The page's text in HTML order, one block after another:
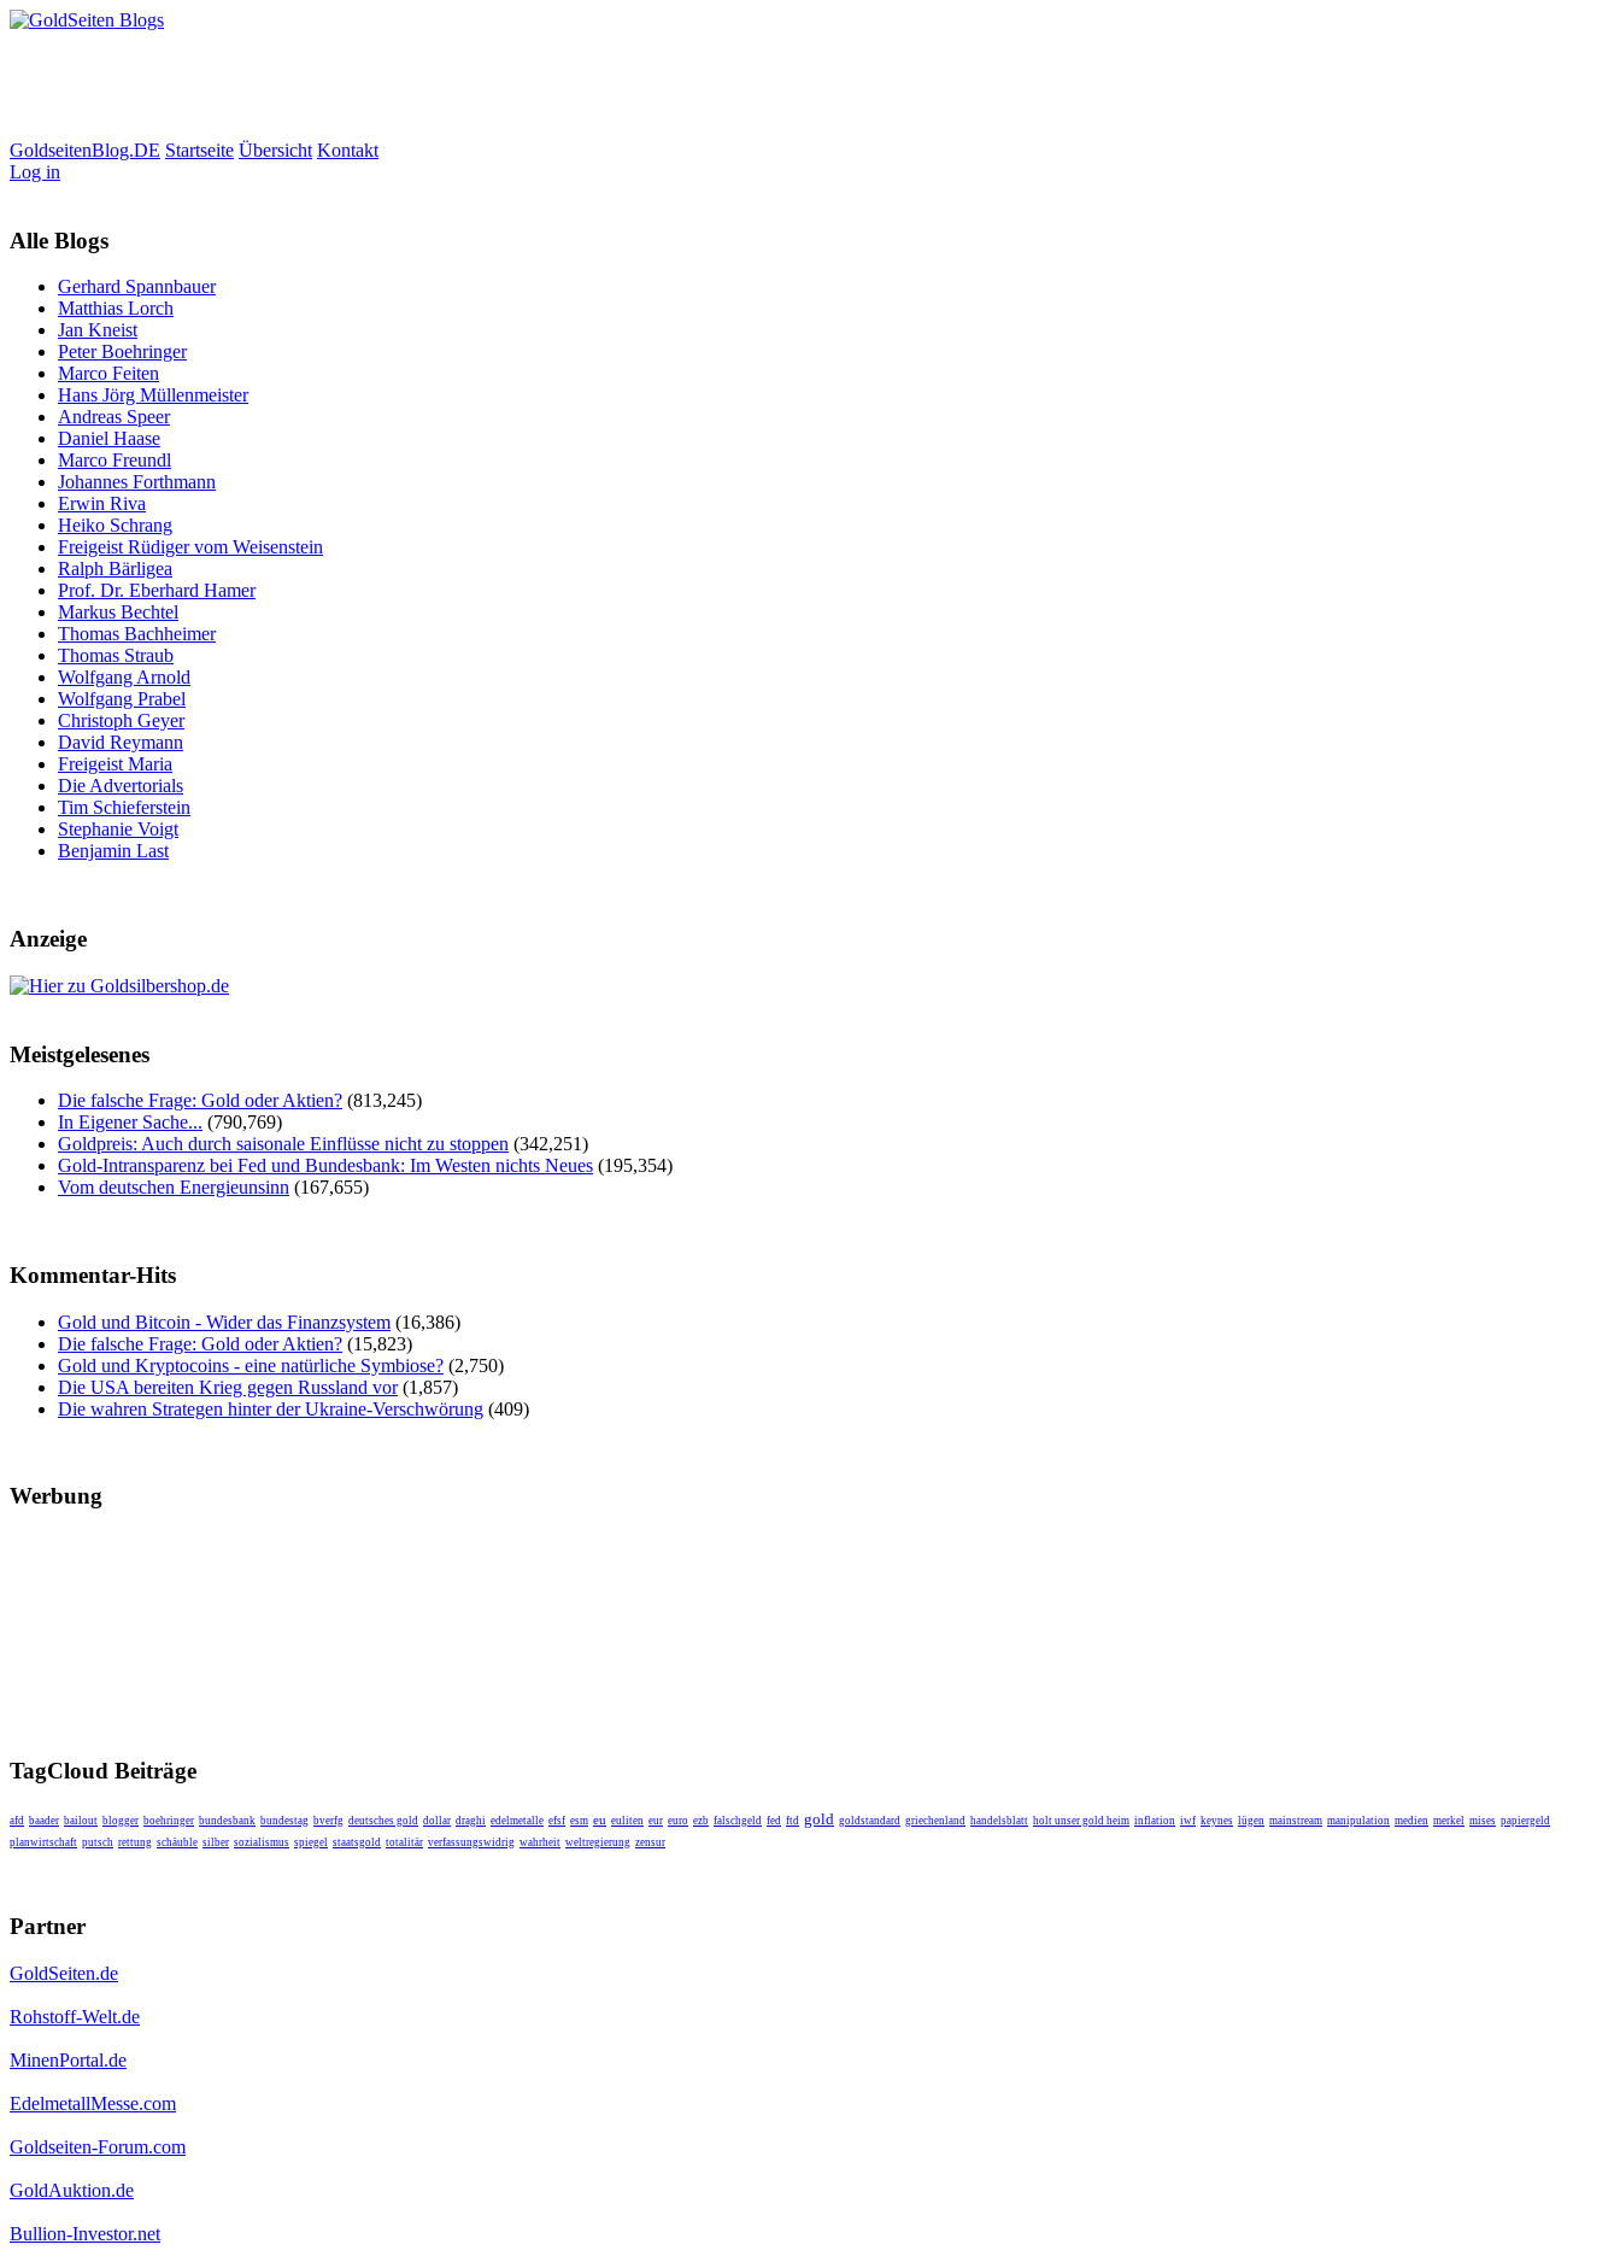
GoldseitenBlog.DE Startseite Übersicht Kontakt
Log in
Alle Blogs
Gerhard Spannbauer
Matthias Lorch
Jan Kneist
Peter Boehringer
Marco Feiten
Hans Jörg Müllenmeister
Andreas Speer
Daniel Haase
Marco Freundl
Johannes Forthmann
Erwin Riva
Heiko Schrang
Freigeist Rüdiger vom Weisenstein
Ralph Bärligea
Prof. Dr. Eberhard Hamer
Markus Bechtel
Thomas Bachheimer
Thomas Straub
Wolfgang Arnold
Wolfgang Prabel
Christoph Geyer
David Reymann
Freigeist Maria
Die Advertorials
Tim Schieferstein
Stephanie Voigt
Benjamin Last
Anzeige
Meistgelesenes
Die falsche Frage: Gold oder Aktien? (813,245)
In Eigener Sache... (790,769)
Goldpreis: Auch durch saisonale Einflüsse nicht zu stoppen (342,251)
Gold-Intransparenz bei Fed und Bundesbank: Im Westen nichts Neues (195,354)
Vom deutschen Energieunsinn (167,655)
Kommentar-Hits
Gold und Bitcoin - Wider das Finanzsystem (16,386)
Die falsche Frage: Gold oder Aktien? (15,823)
Gold und Kryptocoins - eine natürliche Symbiose? (2,750)
Die USA bereiten Krieg gegen Russland vor (1,857)
Die wahren Strategen hinter der Ukraine-Verschwörung (409)
Werbung
TagCloud Beiträge
afd baader bailout blogger boehringer bundesbank bundestag bverfg deutsches gold dollar draghi edelmetalle efsf esm eu euliten eur euro ezb falschgeld fed ftd gold goldstandard griechenland handelsblatt holt unser gold heim inflation iwf keynes lügen mainstream manipulation medien merkel mises papiergeld
planwirtschaft putsch rettung schäuble silber sozialismus spiegel staatsgold totalitär verfassungswidrig wahrheit weltregierung zensur
Partner
GoldSeiten.de
Rohstoff-Welt.de
MinenPortal.de
EdelmetallMesse.com
Goldseiten-Forum.com
GoldAuktion.de
Bullion-Investor.net